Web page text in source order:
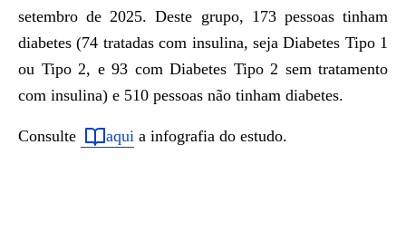
setembro de 2025. Deste grupo, 173 pessoas tinham
diabetes (74 tratadas com insulina, seja Diabetes Tipo 1
ou Tipo 2, e 93 com Diabetes Tipo 2 sem tratamento
com insulina) e 510 pessoas não tinham diabetes.
Consulte aqui a infografia do estudo.